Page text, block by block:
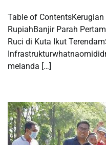
Table of
RupiahBanjir Parah
Ruci di Kuta Ikut
melanda […]